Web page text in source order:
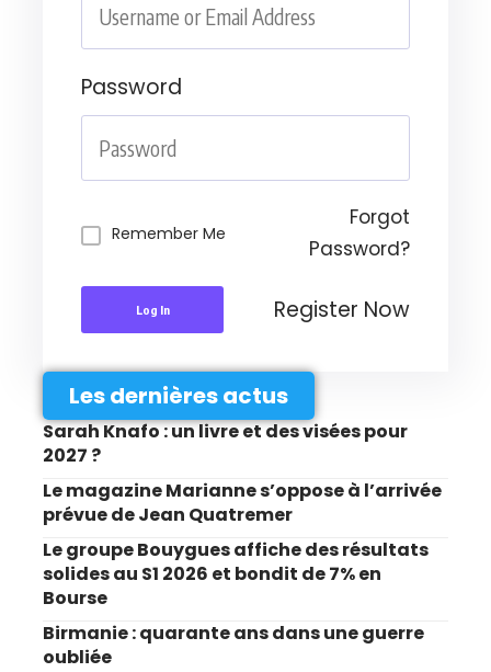
Password
Remember Me
Forgot
Password?
Log In Register Now
Les dernières actus
Sarah Knafo : un livre et des visées pour
2027 ?
Le magazine Marianne s’oppose à l’arrivée
prévue de Jean Quatremer
Le groupe Bouygues affiche des résultats
solides au S1 2026 et bondit de 7% en
Bourse
Birmanie : quarante ans dans une guerre
oubliée